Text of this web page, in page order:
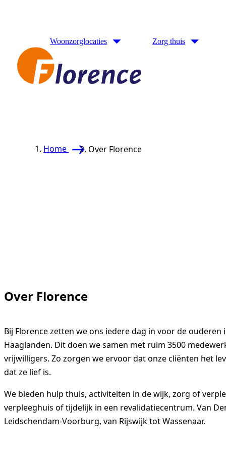
Woonzorglocaties Zorg thuis
Home Over Florence
Over Florence
Bij Florence zetten we ons iedere dag in voor de ouderen
Haaglanden. Dit doen we samen met ruim 3500
vrijwilligers. Zo zorgen we ervoor dat onze cliënten het
dat ze lief is.
We bieden hulp thuis, activiteiten in de wijk, zorg of
verpleeghuis of tijdelijk in een revalidatiecentrum. Van
Leidschendam-Voorburg, van Rijswijk tot Wassenaar.